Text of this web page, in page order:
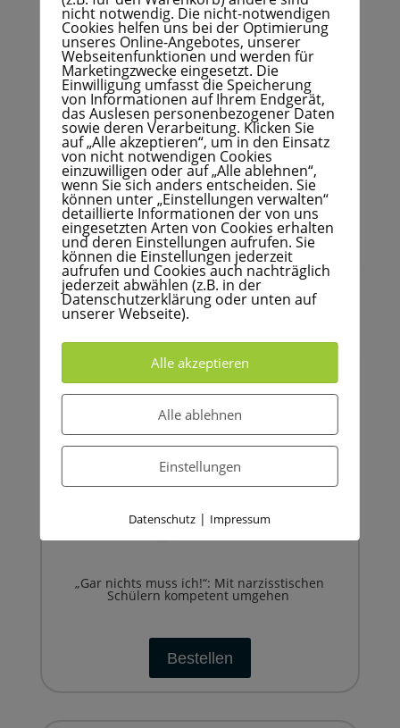
“Ich beende den Unterricht, nicht die Klingel!”:
12 Lehrertypen – und wie man sich und
anderen Lehrkräften auf die Schliche kommt
Bestellen
„Gar nichts muss ich!“: Mit narzisstischen
Schülern kompetent umgehen
Bestellen
nicht notwendig. Die nicht-notwendigen
Cookies helfen uns bei der Optimierung
unseres Online-Angebotes, unserer
Webseitenfunktionen und werden für
Marketingzwecke eingesetzt. Die
Einwilligung umfasst die Speicherung
von Informationen auf Ihrem Endgerät,
das Auslesen personenbezogener Daten
sowie deren Verarbeitung. Klicken Sie
auf „Alle akzeptieren“, um in den Einsatz
von nicht notwendigen Cookies
einzuwilligen oder auf „Alle ablehnen“,
wenn Sie sich anders entscheiden. Sie
können unter „Einstellungen verwalten“
detaillierte Informationen der von uns
eingesetzten Arten von Cookies erhalten
und deren Einstellungen aufrufen. Sie
können die Einstellungen jederzeit
aufrufen und Cookies auch nachträglich
jederzeit abwählen (z.B. in der
Datenschutzerklärung oder unten auf
unserer Webseite).
Alle akzeptieren
Alle ablehnen
Einstellungen
Datenschutz | Impressum